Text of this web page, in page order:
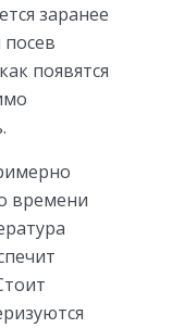
заранее
появятся
времени